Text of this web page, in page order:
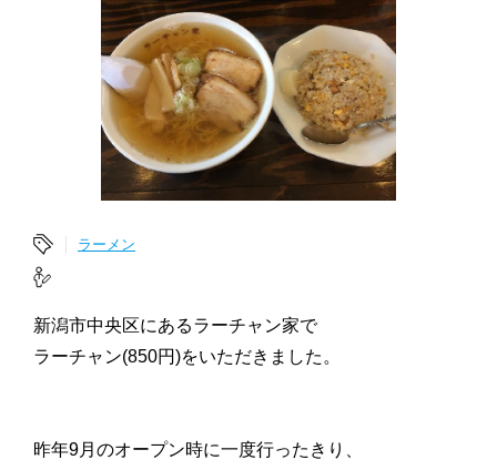
ラーメン
新潟市中央区にあるラーチャン家で
ラーチャン(850円)をいただきました。
昨年9月のオープン時に一度行ったきり、